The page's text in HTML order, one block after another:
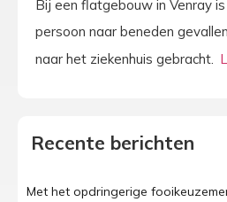
Bij een flatgebouw in Venray
persoon naar beneden
naar het ziekenhuis gebracht.
Recente berichten
Met het opdringerige